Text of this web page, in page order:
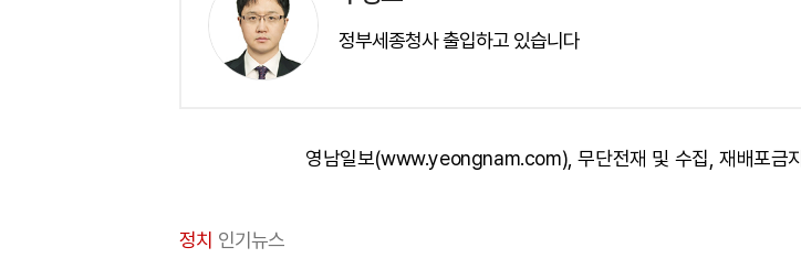
정부세종청사 출입하고 있습니다
영남일보(www.yeongnam.com), 무단전재 및 수집, 재배포금지
정치 인기뉴스